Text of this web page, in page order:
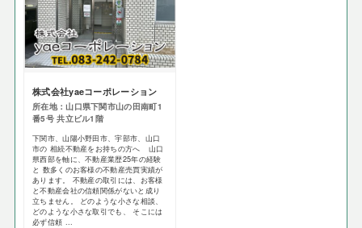
株式会社yaeコーポレーション
所在地：山口県下関市山の田南町1
番5号 共立ビル1階
下関市、山陽小野田市、宇部市、山口
市の 相続不動産をお持ちの方へ 山口
県西部を軸に、不動産業歴25年の経験
と 数多くのお客様の不動産売買実績が
あります。 不動産の取引には、お客様
と不動産会社の信頼関係がないと成り
立ちません。 どのような小さな相談、
どのような小さな取引でも、 そこには
必ず信頼 ...